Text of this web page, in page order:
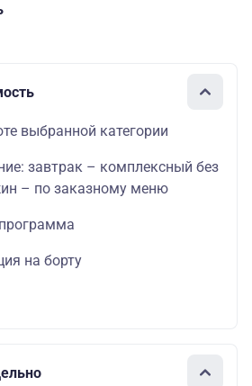
выбранной категории
завтрак – комплексный без
– по заказному меню
на борту